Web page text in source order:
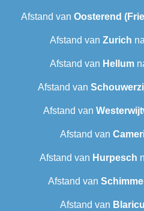
Afstand van Oosterend
Afstand van Zurich
Afstand van Hellum
Afstand van
Afstand van
Afstand van
Afstand van Hurpesch
Afstand van
Afstand van